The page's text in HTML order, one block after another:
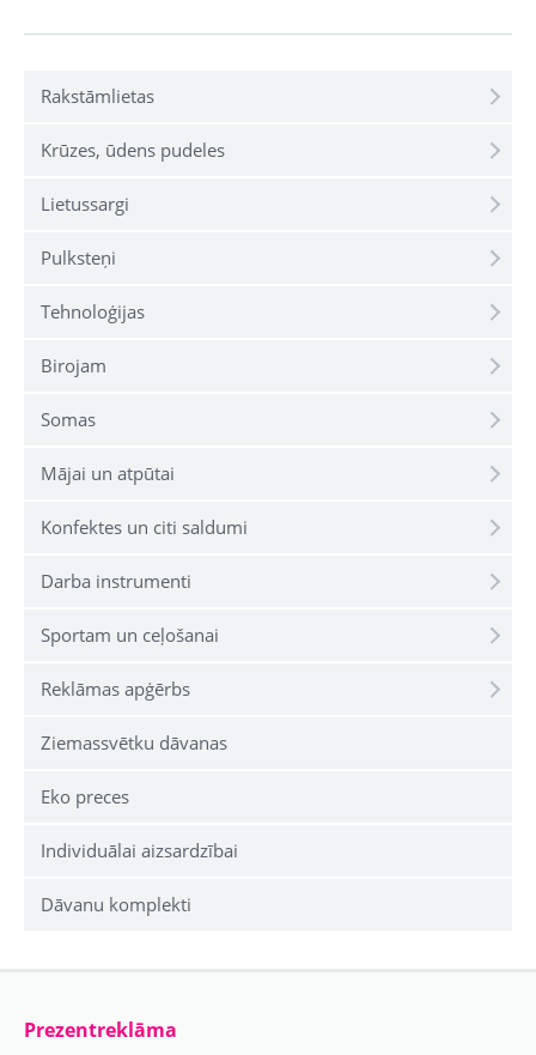
Rakstāmlietas
Krūzes, ūdens pudeles
Lietussargi
Pulksteņi
Tehnoloģijas
Birojam
Somas
Mājai un atpūtai
Konfektes un citi saldumi
Darba instrumenti
Sportam un ceļošanai
Reklāmas apģērbs
Ziemassvētku dāvanas
Eko preces
Individuālai aizsardzībai
Dāvanu komplekti
Prezentreklāma